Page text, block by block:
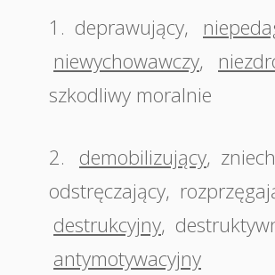
1. deprawujący,
niewychowawczy,
szkodliwy moralnie
2. demobilizujący,
odstręczający,
destrukcyjny,
antymotywacyjny